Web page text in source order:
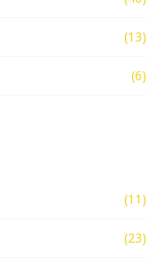
(13)
(6)
(11)
(23)